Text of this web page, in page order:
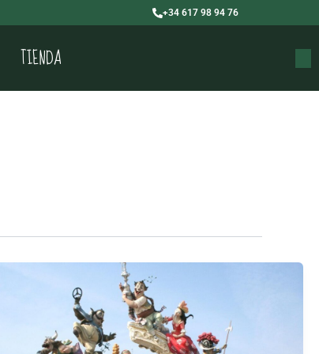
+34 617 98 94 76
TIENDA